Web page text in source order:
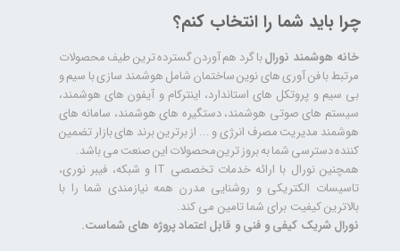
چرا باید شما را انتخاب کنم؟
خانه هوشمند نورالبا گرد هم آوردن گسترده ترین طیف محصولات
مرتبط با فن آوری های نوین ساختمان شامل هوشمند سازی با سیم و
بی سیم و پروتکل های استاندارد، اینترکام و آیفون های هوشمند،
سیستم های صوتی هوشمند، دستگیره های هوشمند، سامانه های
هوشمند مدیریت مصرف انرژی و ... از برترین برند های بازار تضمین
کننده دسترسی شما به بروز ترین محصولات این صنعت می باشد.
همچنین نورال با ارائه خدمات تخصصی IT و شبکه، فیبر نوری،
تاسیسات الکتریکی و روشنایی مدرن همه نیازمندی شما را با
بالاترین کیفیت برای شما تامین می کند.
نورال شریک کیفی و فنی و قابل اعتماد پروژه های شماست.